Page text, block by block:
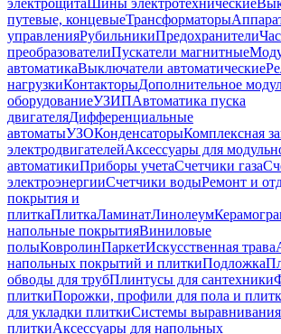
электрощитаШины электротехнические
путевые, концевыеТрансформаторы
управленияРубильникиПредохранители
преобразователиПускатели магнитные
автоматикаВыключатели автоматические
нагрузкиКонтакторыДополнительное
оборудованиеУЗИПАвтоматика пуска
двигателяДифференциальные
автоматыУЗОКонденсаторыКомплексная
электродвигателейАксессуары для
автоматикиПриборы учетаСчетчики газа
электроэнергииСчетчики водыРемонт и
покрытия и
плиткаПлиткаЛаминатЛинолеум
напольные покрытияВиниловые
полыКовролинПаркетИскусственная трава
напольных покрытий и плиткиПодложка
обводы для трубПлинтусы для сантехники
плиткиПорожки, профили для пола и
для укладки плиткиСистемы выравнивания
плиткиАксессуары для напольных